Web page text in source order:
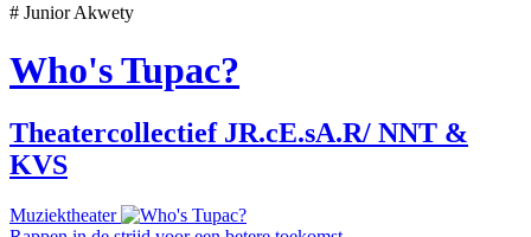
# Junior Akwety
Who's Tupac?
Theatercollectief JR.cE.sA.R/ NNT &
KVS
Muziektheater